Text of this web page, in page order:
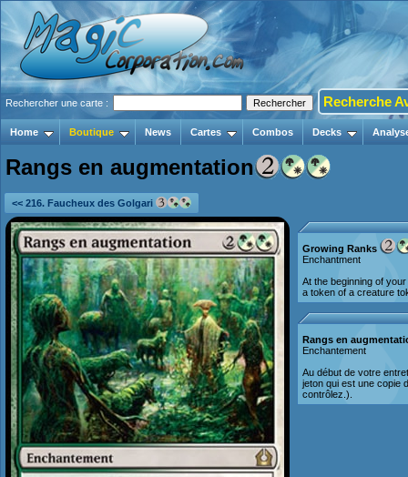
Rechercher une carte : Recherche
Home Boutique News Cartes Combos Decks
Rangs en augmentation
<< 216. Faucheux des Golgari
Growing Ranks
Enchantment
At the beginning of
a token of a creature
Rangs en
Enchantement
Au début de votre
jeton qui est une copie
contrôlez.).